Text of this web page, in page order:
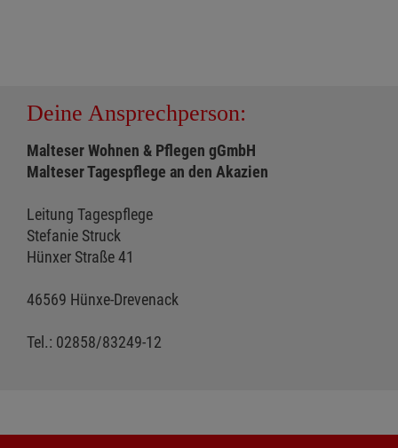
Deine Ansprechperson:
Malteser Wohnen & Pflegen gGmbH
Malteser Tagespflege an den Akazien
Leitung Tagespflege
Stefanie Struck
Hünxer Straße 41
46569 Hünxe-Drevenack
Tel.: 02858/83249-12